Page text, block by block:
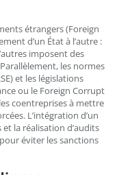
étrangers (Foreign
d’un État à l’autre :
imposent des
les normes
et les législations
ou le Foreign Corrupt
coentreprises à mettre
L’intégration d’un
la réalisation d’audits
éviter les sanctions